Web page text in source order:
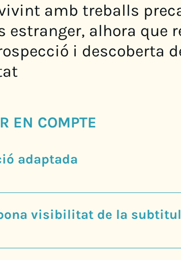
amb treballs
estranger, alhora que
i descoberta
EN COMPTE
adaptada
visibilitat de la